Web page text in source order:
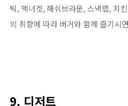
틱, 맥너겟, 해쉬브라운, 스낵랩, 치
의 취향에 따라 버거와 함께 즐기시
9. 디저트